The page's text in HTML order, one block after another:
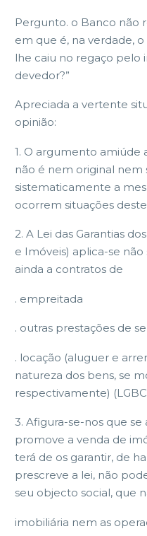
Pergunto. o Banco não
em que é, na verdade,
lhe caiu no regaço
devedor?”
Apreciada a vertente
opinião:
1. O argumento amiúde
não é nem original nem
sistematicamente a
ocorrem situações deste
2. A Lei das Garantias
e Imóveis) aplica-se
ainda a contratos de
. empreitada
. outras prestações de
. locação (aluguer e
natureza dos bens, se
respectivamente)
3. Afigura-se-nos que
promove a venda de
terá de os garantir, de
prescreve a lei, não
seu objecto social, que
imobiliária nem as